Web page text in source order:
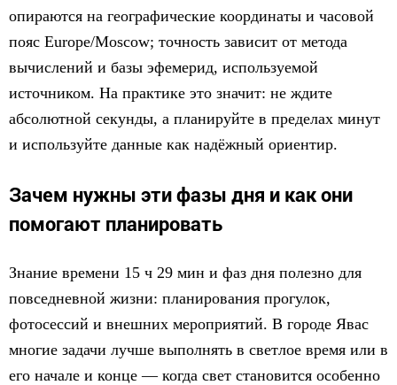
опираются на географические координаты и часовой
пояс Europe/Moscow; точность зависит от метода
вычислений и базы эфемерид, используемой
источником. На практике это значит: не ждите
абсолютной секунды, а планируйте в пределах минут
и используйте данные как надёжный ориентир.
Зачем нужны эти фазы дня и как они
помогают планировать
Знание времени 15 ч 29 мин и фаз дня полезно для
повседневной жизни: планирования прогулок,
фотосессий и внешних мероприятий. В городе Явас
многие задачи лучше выполнять в светлое время или в
его начале и конце — когда свет становится особенно